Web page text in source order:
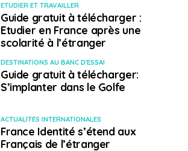
ETUDIER ET TRAVAILLER
Guide gratuit à télécharger :
Etudier en France après une
scolarité à l’étranger
DESTINATIONS AU BANC D'ESSAI
Guide gratuit à télécharger:
S’implanter dans le Golfe
ACTUALITÉS INTERNATIONALES
France Identité s’étend aux
Français de l’étranger